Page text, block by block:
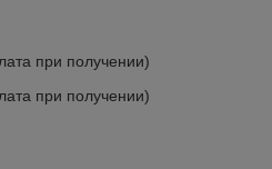
при получении)
при получении)